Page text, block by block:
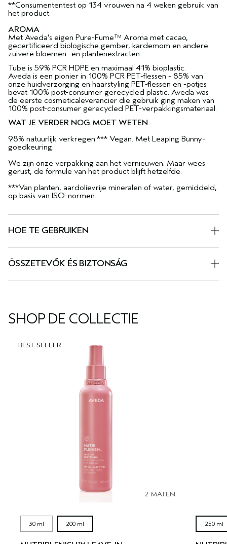
**Consumententest op 134 vrouwen na 4 weken gebruik van
het product.
AROMA
Met Aveda’s eigen Pure-Fume™ Aroma met cacao,
gecertificeerd biologische gember, kardemom en andere
zuivere bloemen- en plantenextracten.
Tube is 59% PCR HDPE en maximaal 41% bioplastic.
Aveda is een pionier in 100% PCR PET-flessen - 85% van
onze huidverzorging en haarstyling PET-flessen en -potjes
bevat 100% post-consumer gerecycled plastic. Aveda was
de eerste cosmeticaleverancier die gebruik ging maken van
100% post-consumer gerecycled PET-verpakkingsmateriaal.
WAT JE VERDER NOG MOET WETEN
98% natuurlijk verkregen.*** Vegan. Met Leaping Bunny-
goedkeuring.
We zijn onze verpakking aan het vernieuwen. Maar wees
gerust, de formule van het product blijft hetzelfde.
***Van planten, aardolievrije mineralen of water, gemiddeld,
op basis van ISO-normen.
HOE TE GEBRUIKEN
ÖSSZETEVŐK ÉS BIZTONSÁG
SHOP DE COLLECTIE
BEST SELLER
2 MATEN
30 ml 200 ml 250 ml